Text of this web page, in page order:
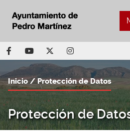
Protección de
Inicio Protección de Datos